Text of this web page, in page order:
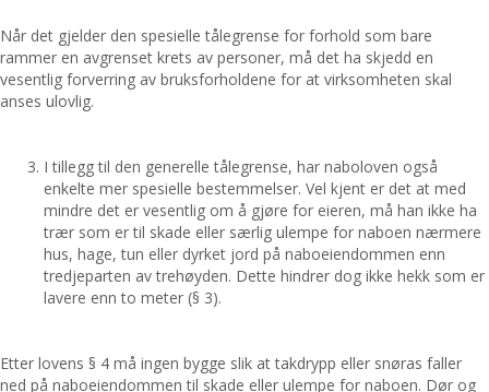
Når det gjelder den spesielle tålegrense for forhold som bare
rammer en avgrenset krets av personer, må det ha skjedd en
vesentlig forverring av bruksforholdene for at virksomheten skal
anses ulovlig.
I tillegg til den generelle tålegrense, har naboloven også
enkelte mer spesielle bestemmelser. Vel kjent er det at med
mindre det er vesentlig om å gjøre for eieren, må han ikke ha
trær som er til skade eller særlig ulempe for naboen nærmere
hus, hage, tun eller dyrket jord på naboeiendommen enn
tredjeparten av trehøyden. Dette hindrer dog ikke hekk som er
lavere enn to meter (§ 3).
Etter lovens § 4 må ingen bygge slik at takdrypp eller snøras faller
ned på naboeiendommen til skade eller ulempe for naboen. Dør og